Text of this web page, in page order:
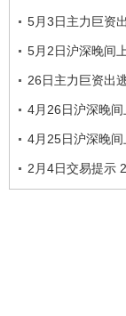
5月3日主力巨资
5月2日沪深晚间
26日主力巨资出
4月26日沪深晚
4月25日沪深晚
2月4日交易提示